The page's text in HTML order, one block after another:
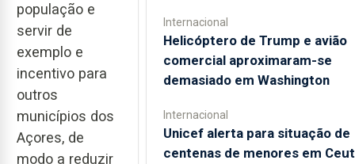
população e
servir de
exemplo e
incentivo para
outros
municípios dos
Açores, de
modo a reduzir
Internacional
Helicóptero de Trump e avião
comercial aproximaram-se
demasiado em Washington
Internacional
Unicef alerta para situação de
centenas de menores em